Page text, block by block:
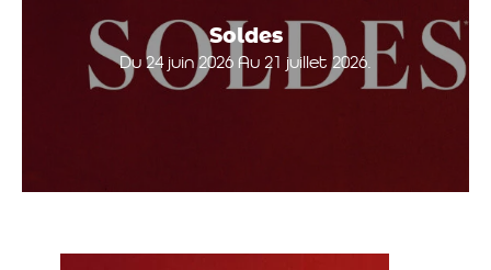
Soldes
Du 24 juin 2026 Au 21 juillet 2026.